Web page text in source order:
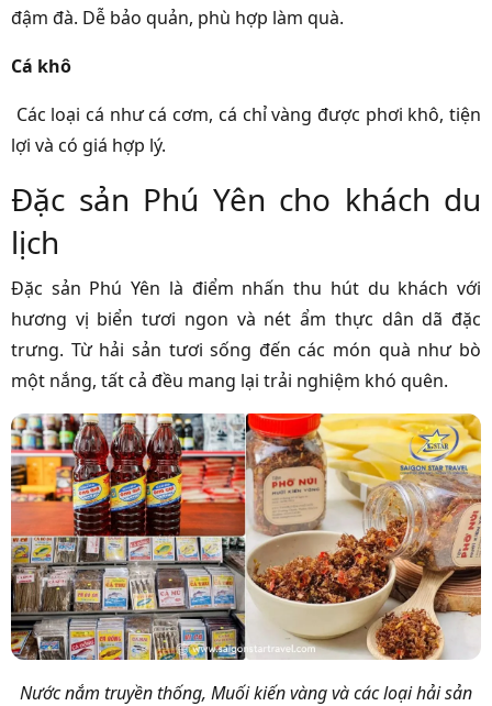
đậm đà. Dễ bảo quản, phù hợp làm quà.
Cá khô
Các loại cá như cá cơm, cá chỉ vàng được phơi khô, tiện
lợi và có giá hợp lý.
Đặc sản Phú Yên cho khách du
lịch
Đặc sản Phú Yên là điểm nhấn thu hút du khách với
hương vị biển tươi ngon và nét ẩm thực dân dã đặc
trưng. Từ hải sản tươi sống đến các món quà như bò
một nắng, tất cả đều mang lại trải nghiệm khó quên.
Nước nắm truyền thống, Muối kiến vàng và các loại hải sản